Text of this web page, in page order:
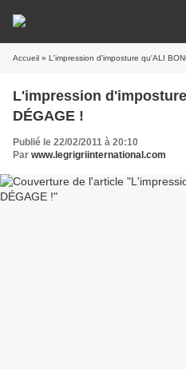
Accueil » L'impression d'imposture qu'ALI
L'impression
DÉGAGE !
Publié le 22/02/2011 à 20:10
Par www.legrigriinternational.com